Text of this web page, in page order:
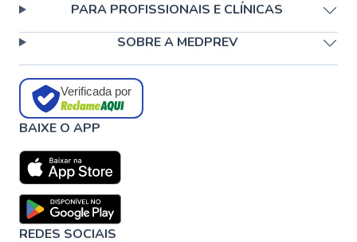
PARA PROFISSIONAIS E CLÍNICAS
SOBRE A MEDPREV
Verificada por
BAIXE O APP
REDES SOCIAIS